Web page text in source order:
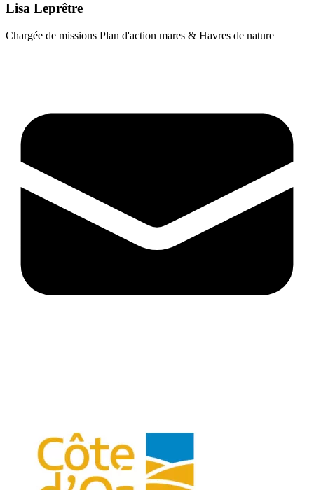
Lisa Leprêtre
Chargée de missions Plan d'action mares & Havres de nature